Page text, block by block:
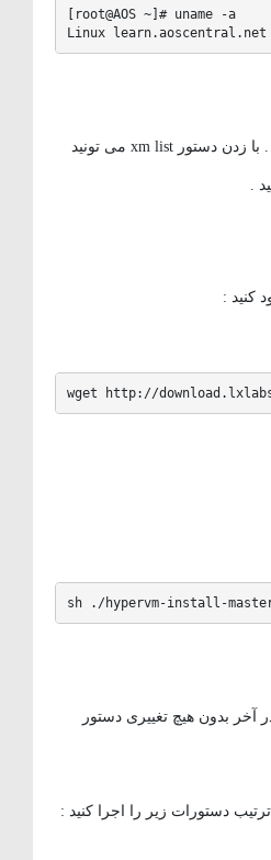
[root@AOS ~]# uname -a
Linux learn.aoscentral.net
XEN با موفقیت نصب شد . با زدن دستور xm list می تونید
wget http://
sh ./hypervm-install-
بدون هیچ تغییری دستور
دستورات زیر را اجرا کنید :